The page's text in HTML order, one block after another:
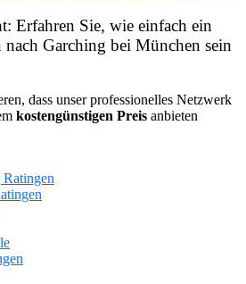
Erfahren Sie, wie einfach ein
Garching bei München sein
dass unser professionelles Netzwerk
kostengünstigen Preis anbieten